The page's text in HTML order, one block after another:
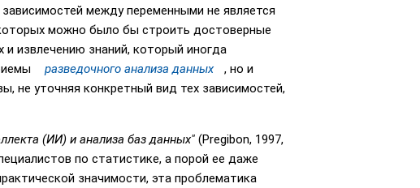
между переменными не является
можно было бы строить достоверные
извлечению знаний, который иногда
разведочного анализа данных
, но и
не уточняя конкретный вид тех зависимостей,
(ИИ) и анализа баз данных" (Pregibon, 1997,
по статистике, а порой ее даже
значимости, эта проблематика